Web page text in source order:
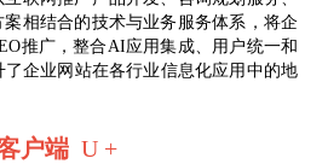
相结合的技术与业务服务体系，将企
推广，整合AI应用集成、用户统一和
了企业网站在各行业信息化应用中的地
户端 U +